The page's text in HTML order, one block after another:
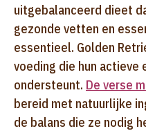
uitgebalanceerd dieet
gezonde vetten en
essentieel. Golden
voeding die hun
ondersteunt. De verse
bereid met natuurlijke
de balans die ze nodig